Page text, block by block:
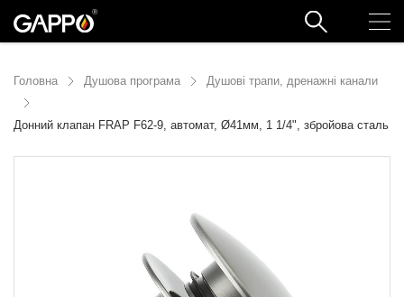
Головна Душова програма Душові трапи, дренажні канали
Донний клапан FRAP F62-9, автомат, Ø41мм, 1 1/4", збройова сталь